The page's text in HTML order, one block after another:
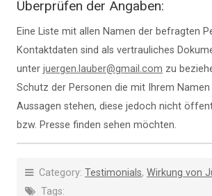
Überprüfen der Angaben:
Eine Liste mit allen Namen der befragten
Kontaktdaten sind als vertrauliches
unter juergen.lauber@gmail.com zu
Schutz der Personen die mit Ihrem Namen
Aussagen stehen, diese jedoch nicht
bzw. Presse finden sehen möchten.
Category: Testimonials, Wirkung von
Tags: